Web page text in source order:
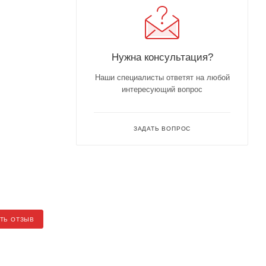
ОТЗЫВ
Нужна консультация?
Наши специалисты ответят на любой
интересующий вопрос
ЗАДАТЬ ВОПРОС